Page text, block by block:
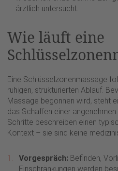
ärztlich untersucht.
Wie läuft eine
Eine Schlüsselzonenmassage
ruhigen, strukturierten Ablauf.
Massage begonnen wird, steht
das Schaffen einer
Schritte beschreiben einen
Kontext – sie sind keine
Vorgespräch: Befinden,
Einschränkungen werden